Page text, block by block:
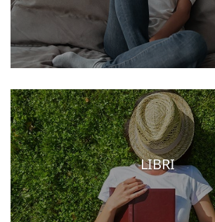
LIBRI